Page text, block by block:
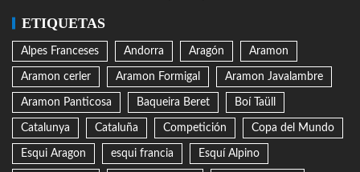
ETIQUETAS
Alpes Franceses Andorra Aragón Aramon
Aramon cerler Aramon Formigal Aramon Javalambre
Aramon Panticosa Baqueira Beret Boí Taüll
Catalunya Cataluña Competición Copa del Mundo
Esqui Aragon esqui francia Esquí Alpino